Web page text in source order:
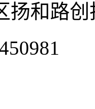
扬和路